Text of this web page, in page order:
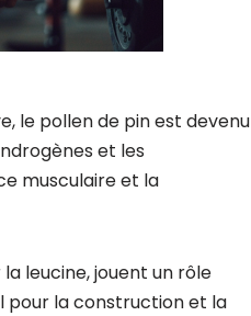
le pollen de pin est devenu
et les
musculaire et la
leucine, jouent un rôle
pour la construction et la